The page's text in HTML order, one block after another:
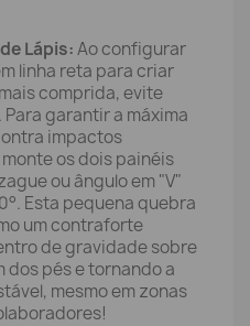
Lápis:Ao configurar
linha reta para criar
comprida, evite
garantir a máxima
impactos
os dois painéis
ou ângulo em "V"
Esta pequena quebra
um contraforte
de gravidade sobre
pés e tornando a
mesmo em zonas